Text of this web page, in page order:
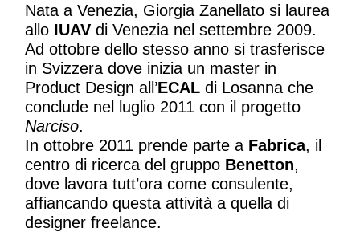
Nata a Venezia, Giorgia Zanellato si laurea
allo IUAV di Venezia nel settembre 2009.
Ad ottobre dello stesso anno si trasferisce
in Svizzera dove inizia un master in
Product Design all’ECAL di Losanna che
conclude nel luglio 2011 con il progetto
Narciso.
In ottobre 2011 prende parte a Fabrica, il
centro di ricerca del gruppo Benetton,
dove lavora tutt’ora come consulente,
affiancando questa attività a quella di
designer freelance.